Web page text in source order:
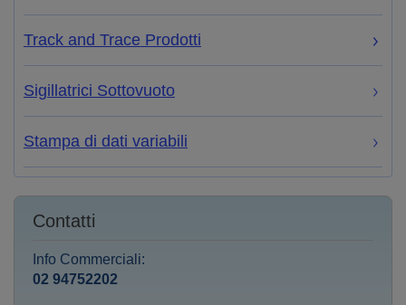
Track and Trace Prodotti
Sigillatrici Sottovuoto
Stampa di dati variabili
Contatti
Info Commerciali:
02 94752202